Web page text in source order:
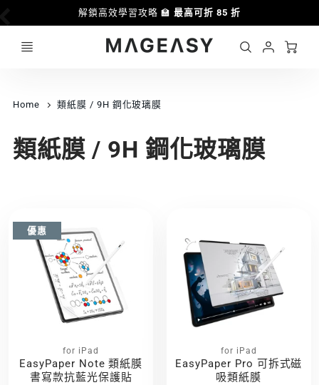
解鎖高效學習攻略 🏫 最高可折 85 折
Home 類紙膜 / 9H 鋼化玻璃膜
類紙膜 / 9H 鋼化玻璃膜
優惠
for iPad
EasyPaper Note 類紙膜
書寫款抗藍光保護貼
for iPad
EasyPaper Pro 可拆式磁
吸類紙膜